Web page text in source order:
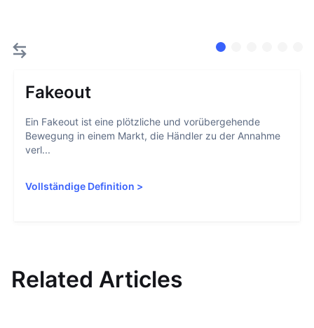
Fakeout
Ein Fakeout ist eine plötzliche und vorübergehende
Bewegung in einem Markt, die Händler zu der Annahme
verl...
Vollständige Definition >
Related Articles